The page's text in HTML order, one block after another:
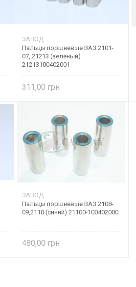
ЗАВОД
Пальцы поршневые ВАЗ 2101-
07, 21213 (зеленый)
21213100402001
311,00
ЗАВОД
Пальцы поршневые ВАЗ 2108-
09,2110 (синий) 21100-100402000
480,00